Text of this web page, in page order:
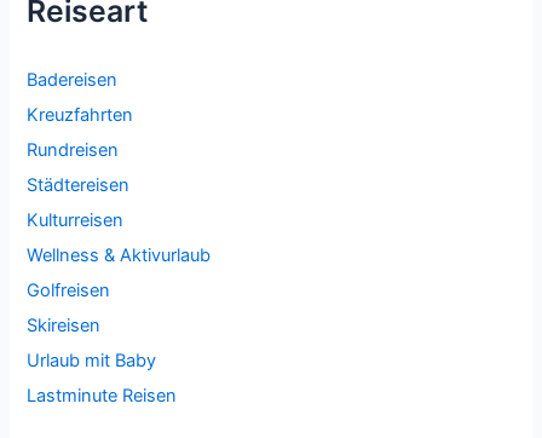
Reiseart
Badereisen
Kreuzfahrten
Rundreisen
Städtereisen
Kulturreisen
Wellness & Aktivurlaub
Golfreisen
Skireisen
Urlaub mit Baby
Lastminute Reisen